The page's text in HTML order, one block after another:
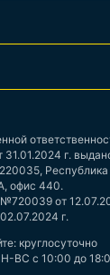
г.
офис 440.
от
г.
круглосуточно
ВС с 10:00 до